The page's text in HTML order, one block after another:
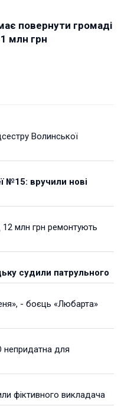
повернути громаді
млн грн
Волинської
№15: вручили нові
млн грн ремонтують
судили патрульного
- боєць «Любарта»
непридатна для
фіктивного викладача